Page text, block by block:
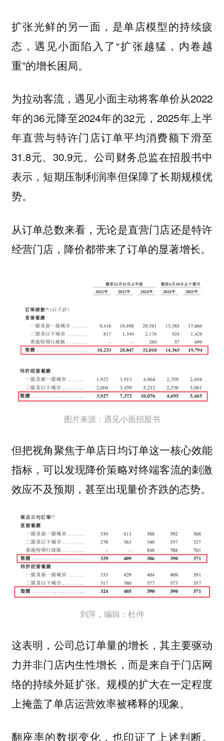
扩张光鲜的另一面，是单店模型的持续疲
态，遇见小面陷入了“扩张越猛，内卷越
重”的增长困局。
为拉动客流，遇见小面主动将客单价从2022
年的36元降至2024年的32元，2025年上半
年直营与特许门店订单平均消费额下滑至
31.8元、30.9元。公司财务总监在招股书中
表示，短期压制利润率但保障了长期规模优
势。
从订单总数来看，无论是直营门店还是特许
经营门店，降价都带来了订单的显著增长。
图片来源：遇见小面招股书
但把视角聚焦于单店日均订单这一核心效能
指标，可以发现降价策略对终端客流的刺激
效应不及预期，甚至出现量价齐跌的态势。
刘萍，编辑：杜仲
这表明，公司总订单量的增长，其主要驱动
力并非门店内生性增长，而是来自于门店网
络的持续外延扩张。规模的扩大在一定程度
上掩盖了单店运营效率被稀释的现象。
翻座率的数据变化，也印证了上述判断。